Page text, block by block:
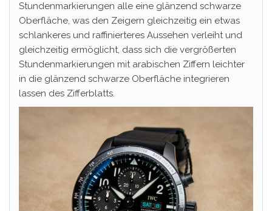
Stundenmarkierungen alle eine glänzend schwarze
Oberfläche, was den Zeigern gleichzeitig ein etwas
schlankeres und raffinierteres Aussehen verleiht und
gleichzeitig ermöglicht, dass sich die vergrößerten
Stundenmarkierungen mit arabischen Ziffern leichter
in die glänzend schwarze Oberfläche integrieren
lassen des Zifferblatts.